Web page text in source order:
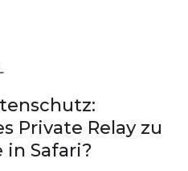
Private Relay zu
in Safari?